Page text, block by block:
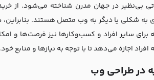
بی‌نظیر در جهان مدرن شناخته می‌شود. از
به شکلی یا دیگر به وب متصل هستند.
برای سایر افراد و کسب‌وکارها نیز فرصت‌ها و
اجازه می‌دهد تا با توجه به نیاز‌ها و منابع
در طراحی وب